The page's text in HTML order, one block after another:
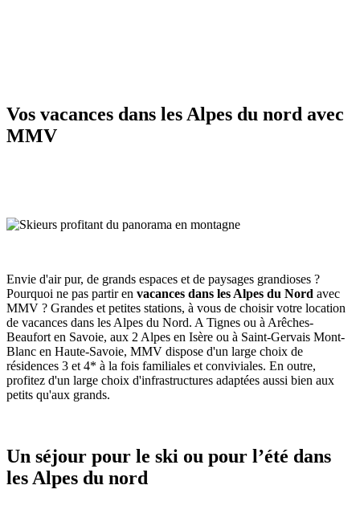
Vos vacances dans les Alpes du nord avec
MMV
Envie d'air pur, de grands espaces et de paysages grandioses ?
Pourquoi ne pas partir en vacances dans les Alpes du Nord avec
MMV ? Grandes et petites stations, à vous de choisir votre location
de vacances dans les Alpes du Nord. A Tignes ou à Arêches-
Beaufort en Savoie, aux 2 Alpes en Isère ou à Saint-Gervais Mont-
Blanc en Haute-Savoie, MMV dispose d'un large choix de
résidences 3 et 4* à la fois familiales et conviviales. En outre,
profitez d'un large choix d'infrastructures adaptées aussi bien aux
petits qu'aux grands.
Un séjour pour le ski ou pour l’été dans
les Alpes du nord